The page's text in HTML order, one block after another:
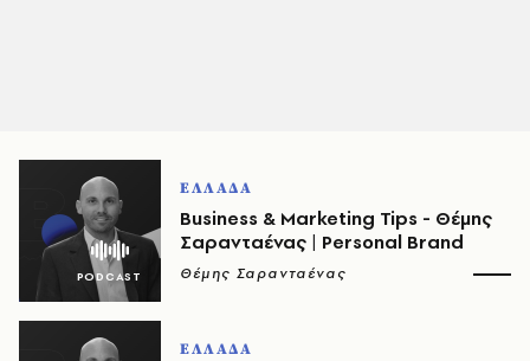
ΕΛΛΑΔΑ
Business & Marketing Tips - Θέμης
Σαρανταένας | Personal Brand
Θέμης Σαρανταένας
ΕΛΛΑΔΑ